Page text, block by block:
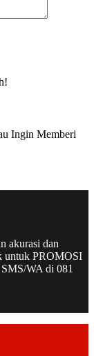
Ingin Memberi
akurasi dan
untuk PROMOSI
WA di 081